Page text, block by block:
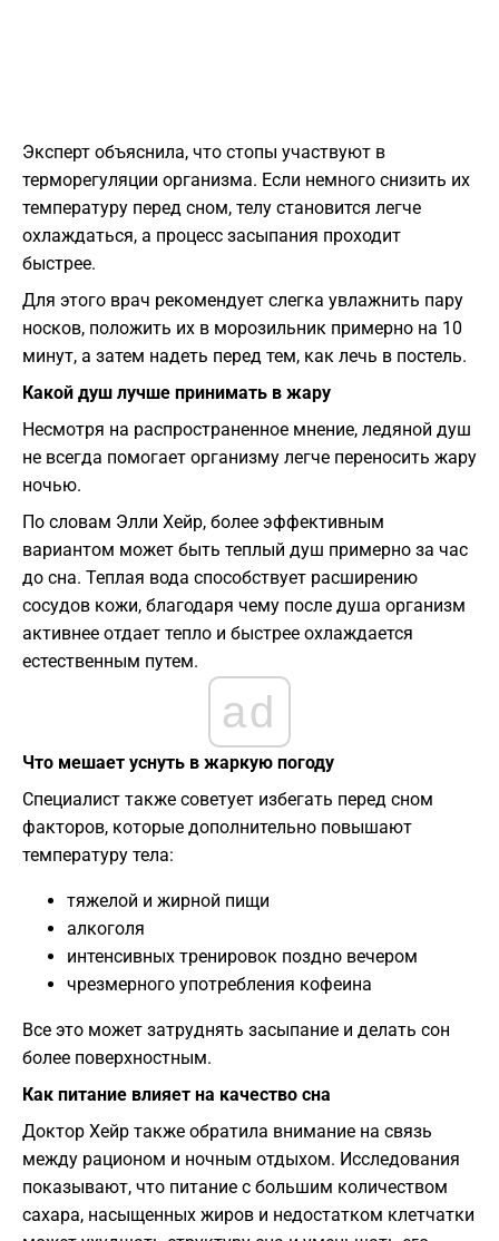
Эксперт объяснила, что стопы участвуют в
терморегуляции организма. Если немного снизить их
температуру перед сном, телу становится легче
охлаждаться, а процесс засыпания проходит
быстрее.
Для этого врач рекомендует слегка увлажнить пару
носков, положить их в морозильник примерно на 10
минут, а затем надеть перед тем, как лечь в постель.
Какой душ лучше принимать в жару
Несмотря на распространенное мнение, ледяной душ
не всегда помогает организму легче переносить жару
ночью.
По словам Элли Хейр, более эффективным
вариантом может быть теплый душ примерно за час
до сна. Теплая вода способствует расширению
сосудов кожи, благодаря чему после душа организм
активнее отдает тепло и быстрее охлаждается
естественным путем.
ad
Что мешает уснуть в жаркую погоду
Специалист также советует избегать перед сном
факторов, которые дополнительно повышают
температуру тела:
тяжелой и жирной пищи
алкоголя
интенсивных тренировок поздно вечером
чрезмерного употребления кофеина
Все это может затруднять засыпание и делать сон
более поверхностным.
Как питание влияет на качество сна
Доктор Хейр также обратила внимание на связь
между рационом и ночным отдыхом. Исследования
показывают, что питание с большим количеством
сахара, насыщенных жиров и недостатком клетчатки